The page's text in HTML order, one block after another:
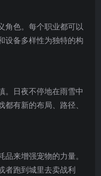
角色。每个职业都可以
设备多样性为独特的构
。日夜不停地在雨雪中
有新的布局、路径、
来增强宠物的力量。
者跑到城里去卖战利